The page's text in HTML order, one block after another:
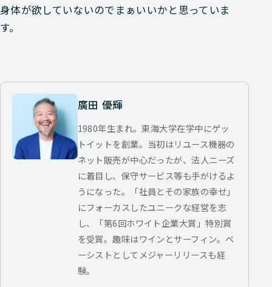
身体が欲していないのでまぁいいかと思っていま
す。
廣田 優輝
1980年生まれ。東海大学在学中にゲッ
トイットを創業。当初はリユース機器の
ネット販売が中心だったが、法人ニーズ
に着目し、保守サービス等も手がけるよ
うになった。「社員とその家族の幸せ」
にフォーカスしたユニークな経営を志
し、「第6回ホワイト企業大賞」特別賞
を受賞。趣味はワインとサーフィン。ベ
ーシストとしてメジャーリリースも経
験。